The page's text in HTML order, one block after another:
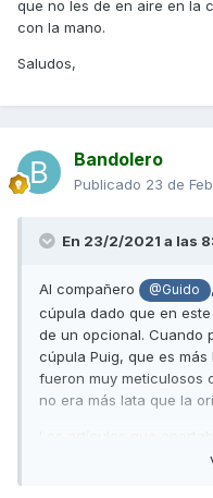
que no les de en aire en la
con la mano.
Saludos,
Bandolero
Publicado 23 de
En 23/2/2021 a las
Al compañero @Guido
cúpula dado que en
de un opcional. Cuando
cúpula Puig, que es
fueron muy meticulosos
no era más lata que la
dicen precisamente